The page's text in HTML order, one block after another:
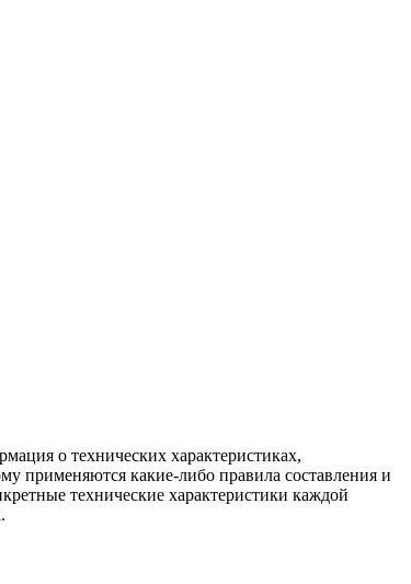
о технических характеристиках,
применяются какие-либо правила составления и
технические характеристики каждой